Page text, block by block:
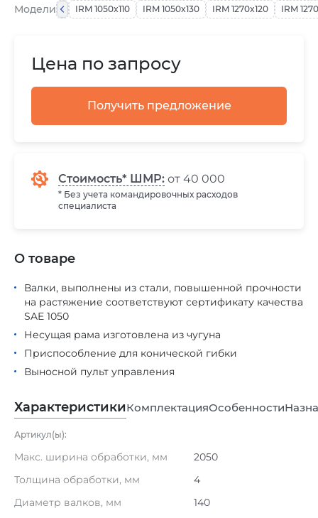
Цена по запросу
Получить предложение
Стоимость* ШМР: от 40 000
* Без учета командировочных расходов
специалиста
Модели IRM 1050x110 IRM 1050x130 IRM 1270x120 IRM
Валки, выполнены из стали, повышенной прочности
на растяжение соответствуют сертификату качества
SAE 1050
Несущая рама изготовлена из чугуна
Приспособление для конической гибки
Выносной пульт управления
О товаре
ХарактеристикиКомплектацияОсобенности
Артикул(ы):
Макс. ширина обработки, мм
2050
Толщина обработки, мм
4
Диаметр валков, мм
140